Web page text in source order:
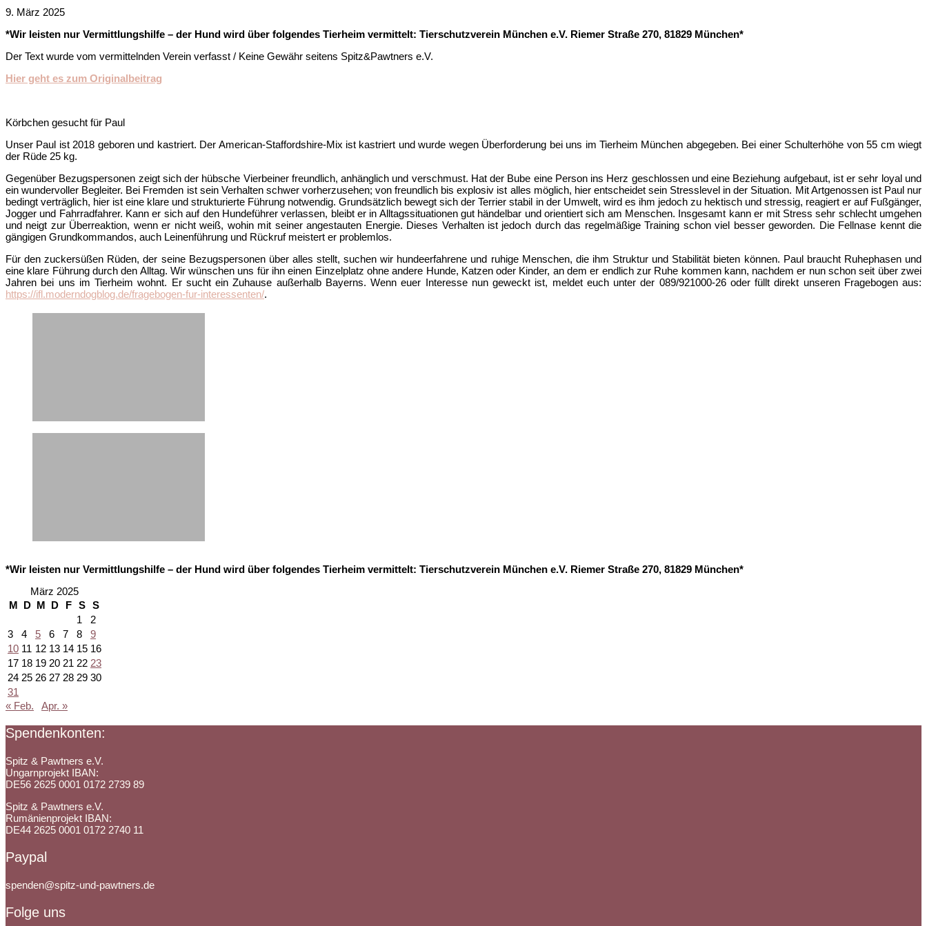
9. März 2025
*Wir leisten nur Vermittlungshilfe – der Hund wird über folgendes Tierheim vermittelt: Tierschutzverein München e.V. Riemer Straße 270, 81829 München*
Der Text wurde vom vermittelnden Verein verfasst / Keine Gewähr seitens Spitz&Pawtners e.V.
Hier geht es zum Originalbeitrag
Körbchen gesucht für Paul
Unser Paul ist 2018 geboren und kastriert. Der American-Staffordshire-Mix ist kastriert und wurde wegen Überforderung bei uns im Tierheim München abgegeben. Bei einer Schulterhöhe von 55 cm wiegt
der Rüde 25 kg.
Gegenüber Bezugspersonen zeigt sich der hübsche Vierbeiner freundlich, anhänglich und verschmust. Hat der Bube eine Person ins Herz geschlossen und eine Beziehung aufgebaut, ist er sehr loyal und
ein wundervoller Begleiter. Bei Fremden ist sein Verhalten schwer vorherzusehen; von freundlich bis explosiv ist alles möglich, hier entscheidet sein Stresslevel in der Situation. Mit Artgenossen ist Paul nur
bedingt verträglich, hier ist eine klare und strukturierte Führung notwendig. Grundsätzlich bewegt sich der Terrier stabil in der Umwelt, wird es ihm jedoch zu hektisch und stressig, reagiert er auf Fußgänger,
Jogger und Fahrradfahrer. Kann er sich auf den Hundeführer verlassen, bleibt er in Alltagssituationen gut händelbar und orientiert sich am Menschen. Insgesamt kann er mit Stress sehr schlecht umgehen
und neigt zur Überreaktion, wenn er nicht weiß, wohin mit seiner angestauten Energie. Dieses Verhalten ist jedoch durch das regelmäßige Training schon viel besser geworden. Die Fellnase kennt die
gängigen Grundkommandos, auch Leinenführung und Rückruf meistert er problemlos.
Für den zuckersüßen Rüden, der seine Bezugspersonen über alles stellt, suchen wir hundeerfahrene und ruhige Menschen, die ihm Struktur und Stabilität bieten können. Paul braucht Ruhephasen und
eine klare Führung durch den Alltag. Wir wünschen uns für ihn einen Einzelplatz ohne andere Hunde, Katzen oder Kinder, an dem er endlich zur Ruhe kommen kann, nachdem er nun schon seit über zwei
Jahren bei uns im Tierheim wohnt. Er sucht ein Zuhause außerhalb Bayerns. Wenn euer Interesse nun geweckt ist, meldet euch unter der 089/921000-26 oder füllt direkt unseren Fragebogen aus:
https://ifl.moderndogblog.de/fragebogen-fur-interessenten/.
*Wir leisten nur Vermittlungshilfe – der Hund wird über folgendes Tierheim vermittelt: Tierschutzverein München e.V. Riemer Straße 270, 81829 München*
März 2025
M D M D F S S
1
2
3
4 5 6 7 8
9
10 11 12 13 14 15 16
17 18 19 20 21 22 23
24 25 26 27 28 29 30
31
« Feb.
Apr. »
Spendenkonten:
Spitz & Pawtners e.V.
Ungarnprojekt IBAN:
DE56 2625 0001 0172 2739 89
Spitz & Pawtners e.V.
Rumänienprojekt IBAN:
DE44 2625 0001 0172 2740 11
Paypal
spenden@spitz-und-pawtners.de
Folge uns